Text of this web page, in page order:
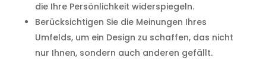
die Ihre Persönlichkeit widerspiegeln.
Berücksichtigen Sie die Meinungen Ihres
Umfelds, um ein Design zu schaffen, das nicht
nur Ihnen, sondern auch anderen gefällt.